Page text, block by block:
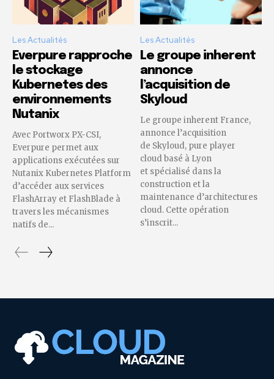
Les Actualités
Everpure rapproche
le stockage
Kubernetes des
environnements
Nutanix
Avec Portworx PX-CSI,
Everpure permet aux
applications exécutées sur
Nutanix Kubernetes Platform
d’accéder aux services
FlashArray et FlashBlade à
travers les mécanismes
natifs de...
Les Actualités
Le groupe inherent
annonce
l’acquisition de
Skyloud
Le groupe inherent France,
annonce l’acquisition
de Skyloud, pure player
cloud basé à Lyon
et spécialisé dans la
construction et la
maintenance d’architectures
cloud. Cette opération
s’inscrit...